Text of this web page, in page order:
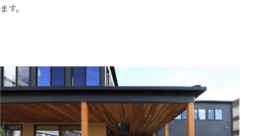
ます。